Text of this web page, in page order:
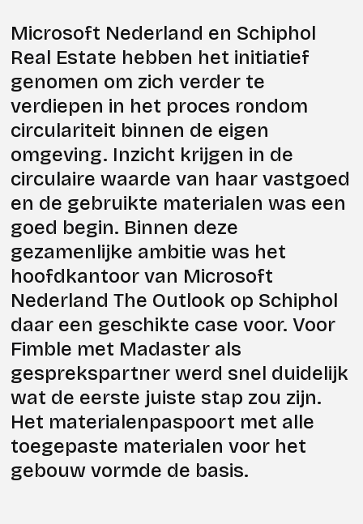
Microsoft Nederland en Schiphol
Real Estate hebben het initiatief
genomen om zich verder te
verdiepen in het proces rondom
circulariteit binnen de eigen
omgeving. Inzicht krijgen in de
circulaire waarde van haar vastgoed
en de gebruikte materialen was een
goed begin. Binnen deze
gezamenlijke ambitie was het
hoofdkantoor van Microsoft
Nederland The Outlook op Schiphol
daar een geschikte case voor. Voor
Fimble met Madaster als
gesprekspartner werd snel duidelijk
wat de eerste juiste stap zou zijn.
Het materialenpaspoort met alle
toegepaste materialen voor het
gebouw vormde de basis.